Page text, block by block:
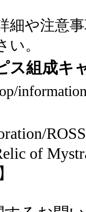
細や注意
い。
ス組成
of
】